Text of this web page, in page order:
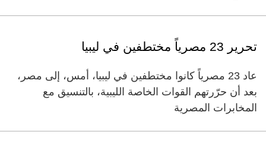
تحرير 23 مصرياً مختطفين في ليبيا
عاد 23 مصرياً كانوا مختطفين في ليبيا، أمس، إلى مصر،
بعد أن حرّرتهم القوات الخاصة الليبية، بالتنسيق مع
المخابرات المصرية